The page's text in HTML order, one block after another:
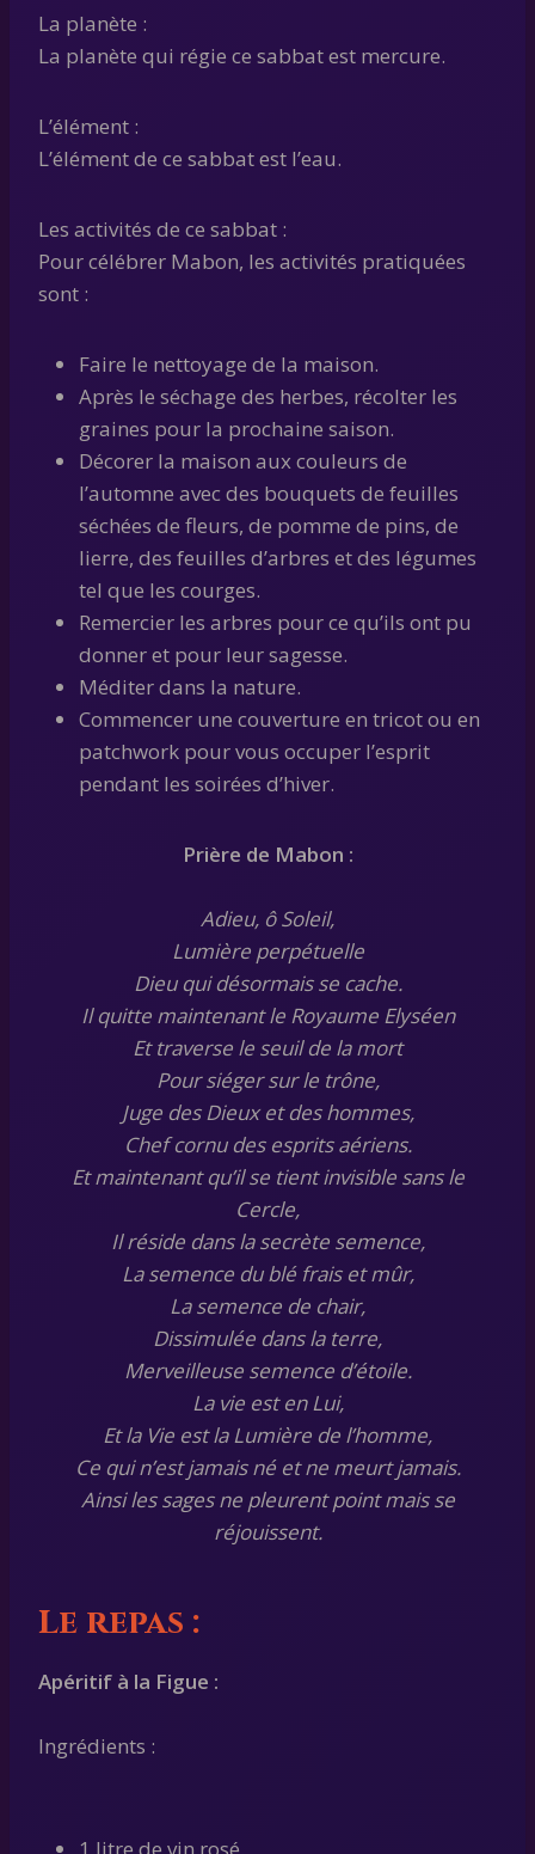
La planète :
La planète qui régie ce sabbat est mercure.
L’élément :
L’élément de ce sabbat est l’eau.
Les activités de ce sabbat :
Pour célébrer Mabon, les activités pratiquées
sont :
Faire le nettoyage de la maison.
Après le séchage des herbes, récolter les
graines pour la prochaine saison.
Décorer la maison aux couleurs de
l’automne avec des bouquets de feuilles
séchées de fleurs, de pomme de pins, de
lierre, des feuilles d’arbres et des légumes
tel que les courges.
Remercier les arbres pour ce qu’ils ont pu
donner et pour leur sagesse.
Méditer dans la nature.
Commencer une couverture en tricot ou en
patchwork pour vous occuper l’esprit
pendant les soirées d’hiver.
Prière de Mabon :
Adieu, ô Soleil,
Lumière perpétuelle
Dieu qui désormais se cache.
Il quitte maintenant le Royaume Elyséen
Et traverse le seuil de la mort
Pour siéger sur le trône,
Juge des Dieux et des hommes,
Chef cornu des esprits aériens.
Et maintenant qu’il se tient invisible sans le
Cercle,
Il réside dans la secrète semence,
La semence du blé frais et mûr,
La semence de chair,
Dissimulée dans la terre,
Merveilleuse semence d’étoile.
La vie est en Lui,
Et la Vie est la Lumière de l’homme,
Ce qui n’est jamais né et ne meurt jamais.
Ainsi les sages ne pleurent point mais se
réjouissent.
Le repas :
Apéritif à la Figue :
Ingrédients :
1 litre de vin rosé.